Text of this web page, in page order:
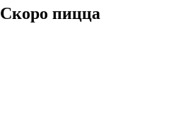
Скоро пицца